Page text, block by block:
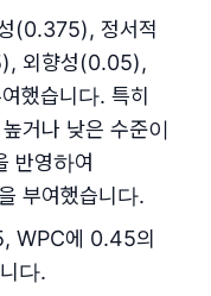
(0.375), 정서적
외향성(0.05),
했습니다. 특히
거나 낮은 수준이
반영하여
부여했습니다.
WPC에 0.45의
다.